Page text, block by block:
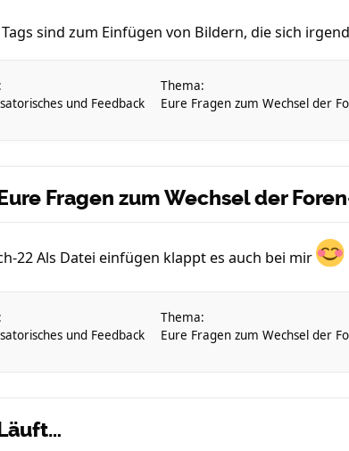
sind zum Einfügen von Bildern, die sich
und Feedback
Thema:
Eure Fragen zum Wechsel der
Fragen zum Wechsel der
22 Als Datei einfügen klappt es auch bei mir
und Feedback
Thema:
Eure Fragen zum Wechsel der